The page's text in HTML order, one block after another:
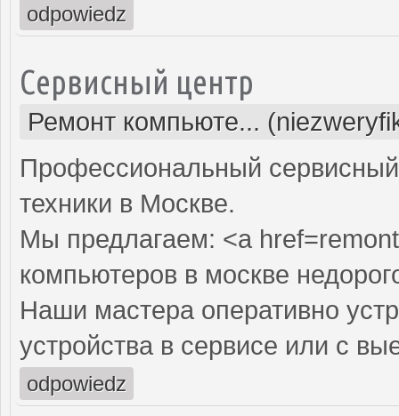
odpowiedz
Сервисный центр
Ремонт компьюте...
Профессиональный
техники в Москве.
Мы предлагаем: <a
компьютеров в москве
Наши мастера оперативно
устройства в сервисе или с
odpowiedz